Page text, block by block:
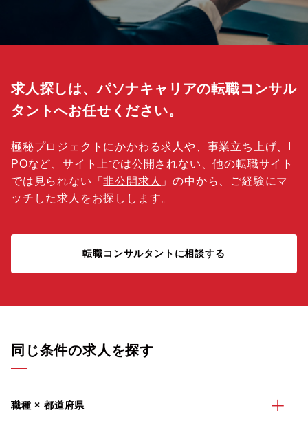
求人探しは、パソナキャリアの転職コンサル
タントへお任せください。
極秘プロジェクトにかかわる求人や、事業立ち上げ、I
POなど、サイト上では公開されない、他の転職サイト
では見られない「非公開求人 」の中から、ご経験にマ
ッチした求人をお探しします。
転職コンサルタントに相談する
同じ条件の求人を探す
職種 × 都道府県